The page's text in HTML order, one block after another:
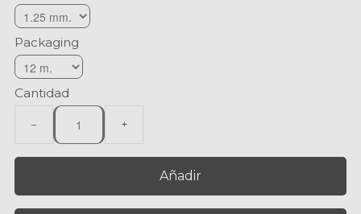
Packaging
Cantidad
− +
Añadir